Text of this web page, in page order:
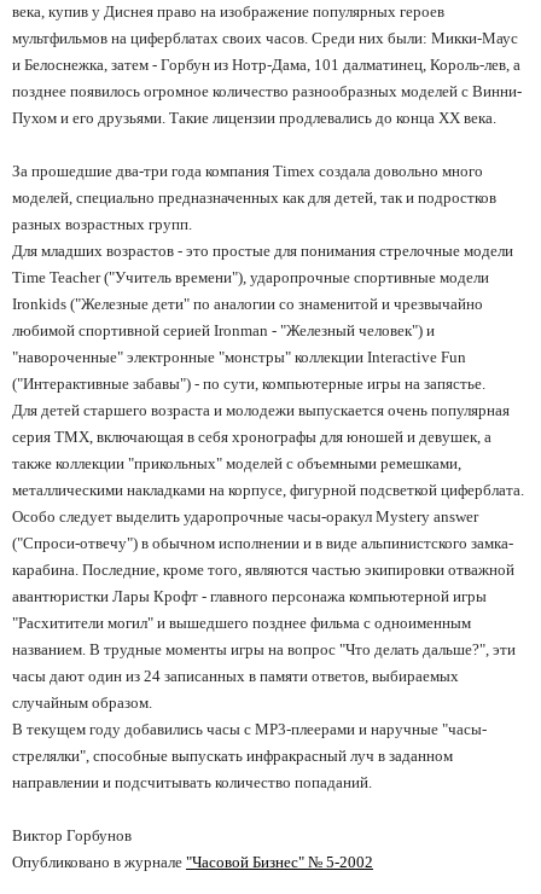
века, купив у Диснея право на изображение популярных героев
мультфильмов на циферблатах своих часов. Среди них были: Микки-Маус
и Белоснежка, затем - Горбун из Нотр-Дама, 101 далматинец, Король-лев, а
позднее появилось огромное количество разнообразных моделей с Винни-
Пухом и его друзьями. Такие лицензии продлевались до конца ХХ века.
За прошедшие два-три года компания Timex создала довольно много
моделей, специально предназначенных как для детей, так и подростков
разных возрастных групп.
Для младших возрастов - это простые для понимания стрелочные модели
Time Teacher ("Учитель времени"), ударопрочные спортивные модели
Ironkids ("Железные дети" по аналогии со знаменитой и чрезвычайно
любимой спортивной серией Ironman - "Железный человек") и
"навороченные" электронные "монстры" коллекции Interactive Fun
("Интерактивные забавы") - по сути, компьютерные игры на запястье.
Для детей старшего возраста и молодежи выпускается очень популярная
серия TMX, включающая в себя хронографы для юношей и девушек, а
также коллекции "прикольных" моделей с объемными ремешками,
металлическими накладками на корпусе, фигурной подсветкой циферблата.
Особо следует выделить ударопрочные часы-оракул Mystery answer
("Спроси-отвечу") в обычном исполнении и в виде альпинистского замка-
карабина. Последние, кроме того, являются частью экипировки отважной
авантюристки Лары Крофт - главного персонажа компьютерной игры
"Расхитители могил" и вышедшего позднее фильма с одноименным
названием. В трудные моменты игры на вопрос "Что делать дальше?", эти
часы дают один из 24 записанных в памяти ответов, выбираемых
случайным образом.
В текущем году добавились часы с МР3-плеерами и наручные "часы-
стрелялки", способные выпускать инфракрасный луч в заданном
направлении и подсчитывать количество попаданий.
Виктор Горбунов
Опубликовано в журнале "Часовой Бизнес" № 5-2002